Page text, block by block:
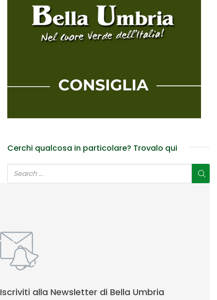
Cerchi qualcosa in particolare? Trovalo qui
Iscriviti alla Newsletter di Bella Umbria